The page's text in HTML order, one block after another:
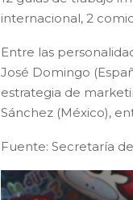
internacional, 2
Entre las
José Domingo
estrategia de
Sánchez (México),
Fuente: Secretaría